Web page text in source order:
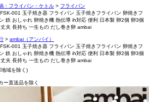
・フライパン・ケトル
フライパン
001 玉子焼き器 フライパン 玉子焼きフライパン 卵焼きフ
鉄 おしゃれ 卵焼き機 熱伝導 ih対応 便利 日本製 卵2個 卵3個
夫 長持ち 一生もの だし巻き卵 ambai
ambai（アンバイ）
001 玉子焼き器 フライパン 玉子焼きフライパン 卵焼きフ
鉄 おしゃれ 卵焼き機 熱伝導 ih対応 便利 日本製 卵2個 卵3個
夫 長持ち 一生もの だし巻き卵 ambai
地域を除く)
ー直送品を除く